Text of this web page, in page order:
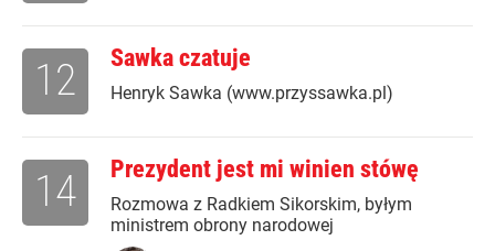
Sawka czatuje
Henryk Sawka (www.przyssawka.pl)
12
Prezydent jest mi winien stówę
Rozmowa z Radkiem Sikorskim, byłym
ministrem obrony narodowej
14